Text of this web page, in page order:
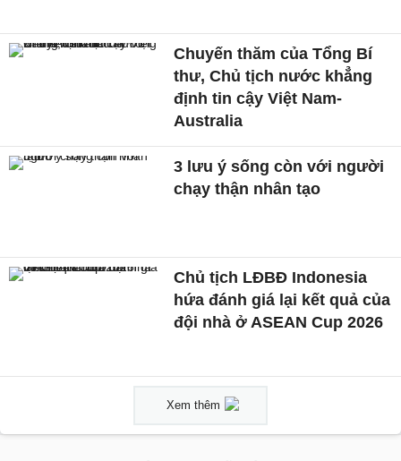
Chuyến thăm của Tổng Bí
thư, Chủ tịch nước khẳng
định tin cậy Việt Nam-
Australia
3 lưu ý sống còn với người
chạy thận nhân tạo
Chủ tịch LĐBĐ Indonesia
hứa đánh giá lại kết quả của
đội nhà ở ASEAN Cup 2026
Xem thêm